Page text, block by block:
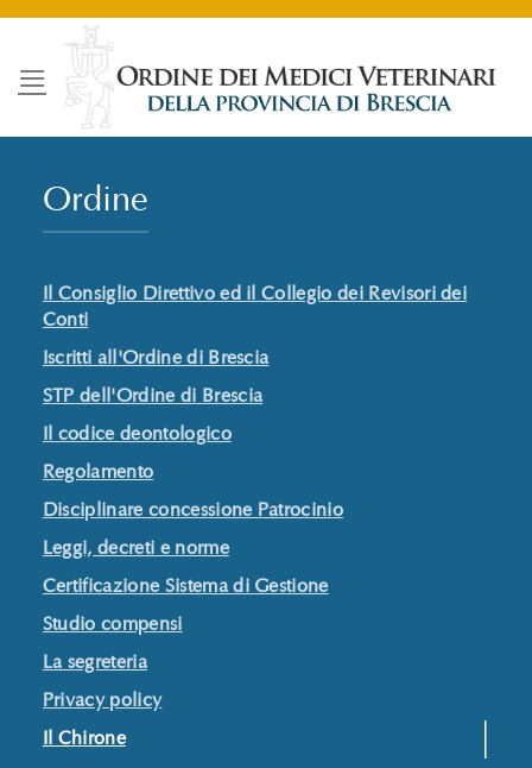
Salta
contenuti
Ordine
Il Consiglio Direttivo ed il Collegio dei Revisori dei
Conti
Iscritti all'Ordine di Brescia
STP dell'Ordine di Brescia
Il codice deontologico
Regolamento
Disciplinare concessione Patrocinio
Leggi, decreti e norme
Certificazione Sistema di Gestione
Studio compensi
La segreteria
Privacy policy
Il Chirone